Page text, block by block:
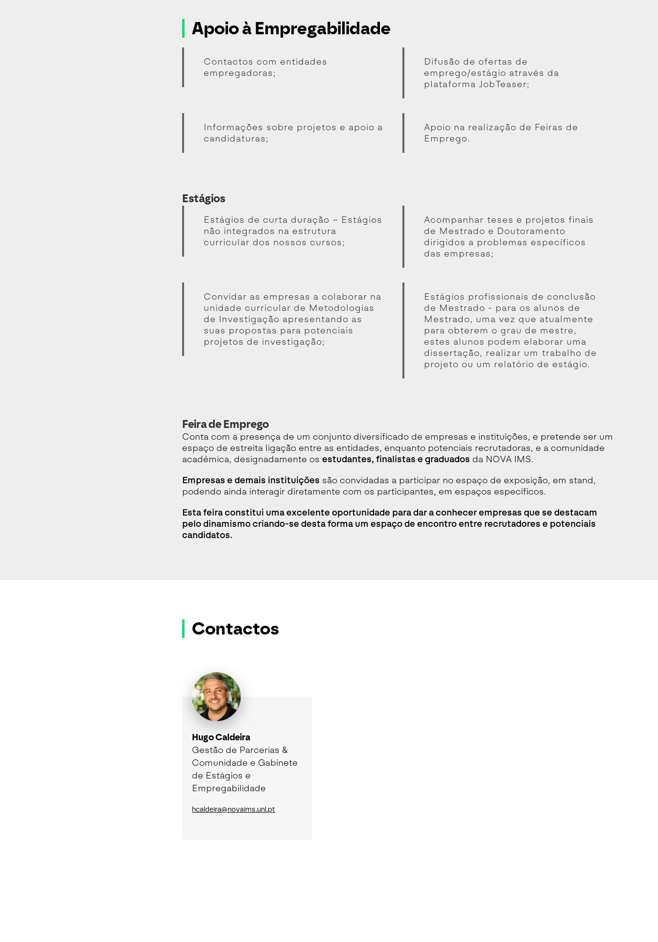
Apoio à Empregabilidade
Contactos com entidades
empregadoras;
Difusão de ofertas de
emprego/estágio através da
plataforma JobTeaser;
Informações sobre projetos e apoio a
candidaturas;
Apoio na realização de Feiras de
Emprego.
Estágios
Estágios de curta duração – Estágios
não integrados na estrutura
curricular dos nossos cursos;
Acompanhar teses e projetos finais
de Mestrado e Doutoramento
dirigidos a problemas específicos
das empresas;
Convidar as empresas a colaborar na
unidade curricular de Metodologias
de Investigação apresentando as
suas propostas para potenciais
projetos de investigação;
Estágios profissionais de conclusão
de Mestrado - para os alunos de
Mestrado, uma vez que atualmente
para obterem o grau de mestre,
estes alunos podem elaborar uma
dissertação, realizar um trabalho de
projeto ou um relatório de estágio.
Feira de Emprego
Conta com a presença de um conjunto diversificado de empresas e instituições, e pretende ser um
espaço de estreita ligação entre as entidades, enquanto potenciais recrutadoras, e a comunidade
académica, designadamente os estudantes, finalistas e graduados da NOVA IMS.
Empresas e demais instituições são convidadas a participar no espaço de exposição, em stand,
podendo ainda interagir diretamente com os participantes, em espaços específicos.
Esta feira constitui uma excelente oportunidade para dar a conhecer empresas que se destacam
pelo dinamismo criando-se desta forma um espaço de encontro entre recrutadores e potenciais
candidatos.
Contactos
Hugo Caldeira
Gestão de Parcerias &
Comunidade e Gabinete
de Estágios e
Empregabilidade
hcaldeira@novaims.unl.pt